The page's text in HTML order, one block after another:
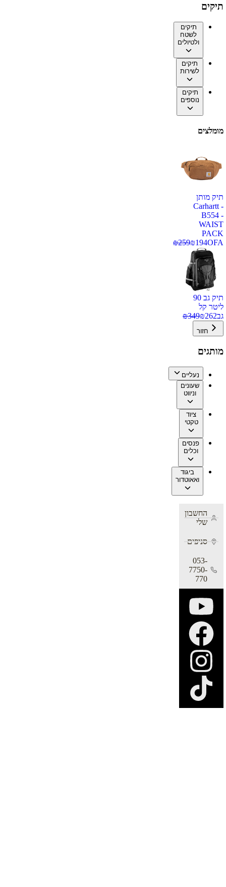
תיקים
תיקים
לשטח
ולטיולים
תיקים
לשירות
תיקים
נוספים
מומלצים
תיק מותן
Carhartt -
B554 -
WAIST
PACK
OFA
₪194
₪259
תיק גב 90
ליטר קל
גב
₪262
₪349
חזור
מותגים
נעליים
שעונים
וניווט
ציוד
טקטי
פנסים
וכלים
ביגוד
ואאוטדור
החשבון
שלי
סניפים
053-
7750-
770